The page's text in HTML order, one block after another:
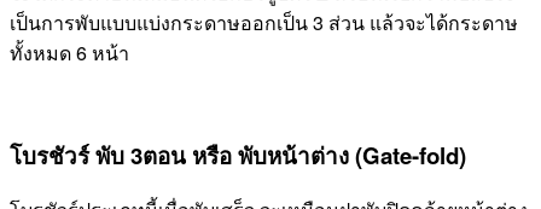
เป็นการพับแบบแบ่งกระดาษออกเป็น 3 ส่วน แล้วจะได้กระดาษ
ทั้งหมด 6 หน้า
โบรชัวร์ พับ 3ตอน หรือ พับหน้าต่าง (Gate-fold)